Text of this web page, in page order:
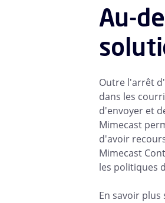
Au-
Outre l'arrêt
dans les
d'envoyer et
Mimecast
d'avoir
Mimecast
les politiques
En savoir